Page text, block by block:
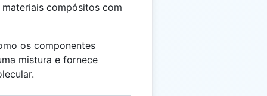
materiais compósitos com
os componentes
mistura e fornece